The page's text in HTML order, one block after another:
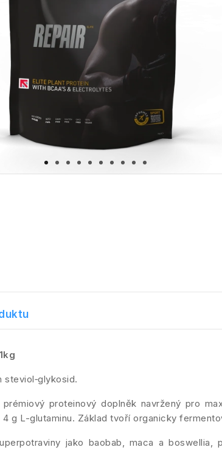
steviol‑glykosid.
prémiový proteinový doplněk navržený pro
g L-glutaminu. Základ tvoří organicky
jako baobab, maca a